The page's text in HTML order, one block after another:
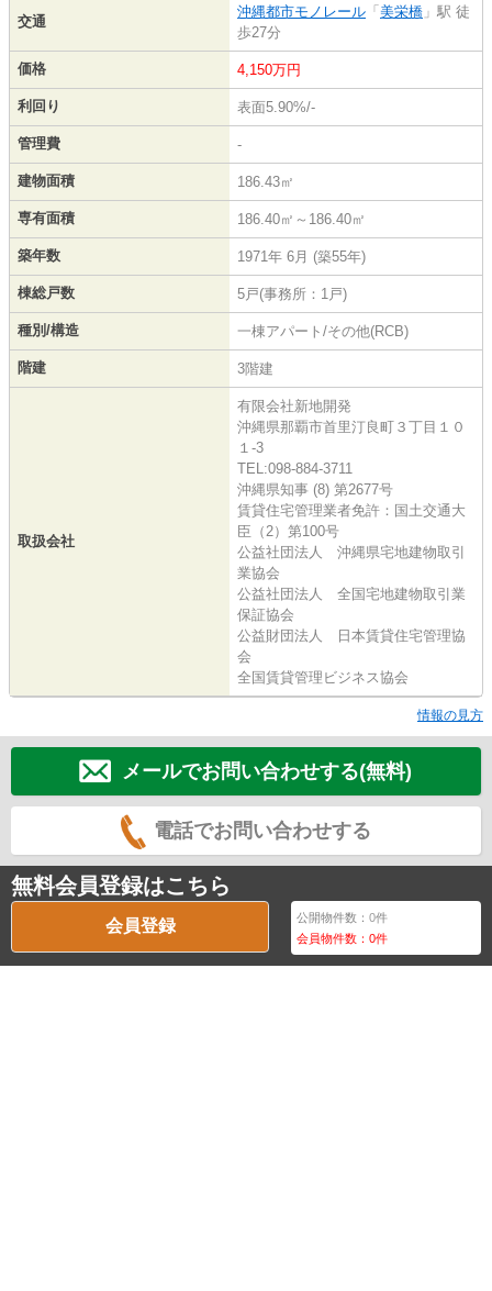
交通
沖縄都市モノレール 「 美栄橋 」駅 徒
歩27分
価格 4,150万円
利回り 表面5.90%/-
管理費 -
建物面積 186.43㎡
専有面積 186.40㎡～186.40㎡
築年数 1971年 6月 (築55年)
棟総戸数 5戸(事務所：1戸)
種別/構造 一棟アパート/その他(RCB)
階建 3階建
取扱会社
有限会社新地開発
沖縄県那覇市首里汀良町３丁目１０
１-3
TEL:098-884-3711
沖縄県知事 (8) 第2677号
賃貸住宅管理業者免許：国土交通大
臣（2）第100号
公益社団法人 沖縄県宅地建物取引
業協会
公益社団法人 全国宅地建物取引業
保証協会
公益財団法人 日本賃貸住宅管理協
会
全国賃貸管理ビジネス協会
情報の見方
メールでお問い合わせする(無料)
電話でお問い合わせする
無料会員登録はこちら
会員登録 公開物件数：0件
会員物件数：0件